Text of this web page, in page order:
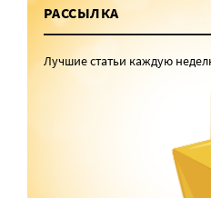
РАССЫЛКА
Лучшие статьи каждую